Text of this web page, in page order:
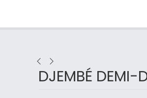
DJEMBÉ DEMI-